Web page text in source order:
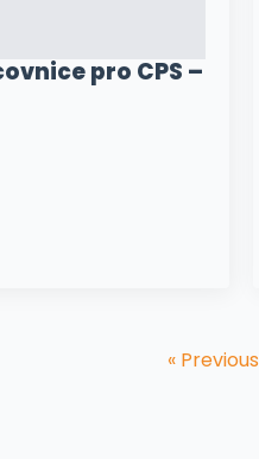
pro CPS –
« Previous